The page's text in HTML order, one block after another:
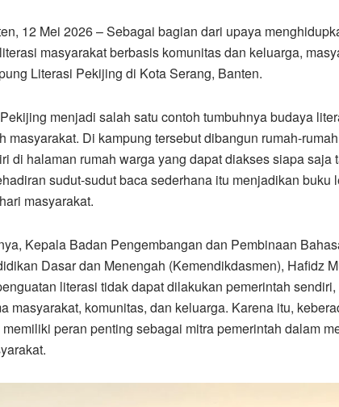
12 Mei 2026 – Sebagai bagian dari upaya
masyarakat berbasis komunitas dan keluarga,
Literasi Pekijing di Kota Serang, Banten.
menjadi salah satu contoh tumbuhnya budaya
masyarakat. Di kampung tersebut dibangun rumah-
di halaman rumah warga yang dapat diakses siapa saja
sudut-sudut baca sederhana itu menjadikan buku
masyarakat.
Kepala Badan Pengembangan dan Pembinaan
Dasar dan Menengah (Kemendikdasmen), Hafidz
literasi tidak dapat dilakukan pemerintah
masyarakat, komunitas, dan keluarga. Karena itu,
peran penting sebagai mitra pemerintah dalam